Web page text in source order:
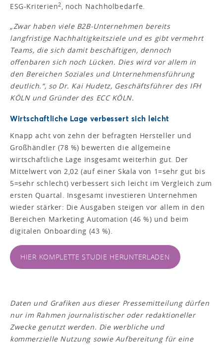
ESG-Kriterien2, noch Nachholbedarfe.
„Zwar haben viele B2B-Unternehmen bereits
langfristige Nachhaltigkeitsziele und es gibt vermehrt
Teams, die sich damit beschäftigen, dennoch
offenbaren sich noch Lücken. Dies wird vor allem in
den Bereichen Soziales und Unternehmensführung
deutlich.“, so Dr. Kai Hudetz, Geschäftsführer des IFH
KÖLN und Gründer des ECC KÖLN.
Wirtschaftliche Lage verbessert sich leicht
Knapp acht von zehn der befragten Hersteller und
Großhändler (78 %) bewerten die allgemeine
wirtschaftliche Lage insgesamt weiterhin gut. Der
Mittelwert von 2,02 (auf einer Skala von 1=sehr gut bis
5=sehr schlecht) verbessert sich leicht im Vergleich zum
ersten Quartal. Insgesamt investieren Unternehmen
wieder stärker: Die Ausgaben steigen vor allem in den
Bereichen Marketing Automation (46 %) und beim
digitalen Onboarding (43 %).
HIER KOMPLETTE STUDIE HERUNTERLADEN
Daten und Grafiken aus dieser Pressemitteilung dürfen
nur im Rahmen journalistischer oder redaktioneller
Zwecke genutzt werden. Die werbliche und
kommerzielle Nutzung sowie Aufbereitung für eine